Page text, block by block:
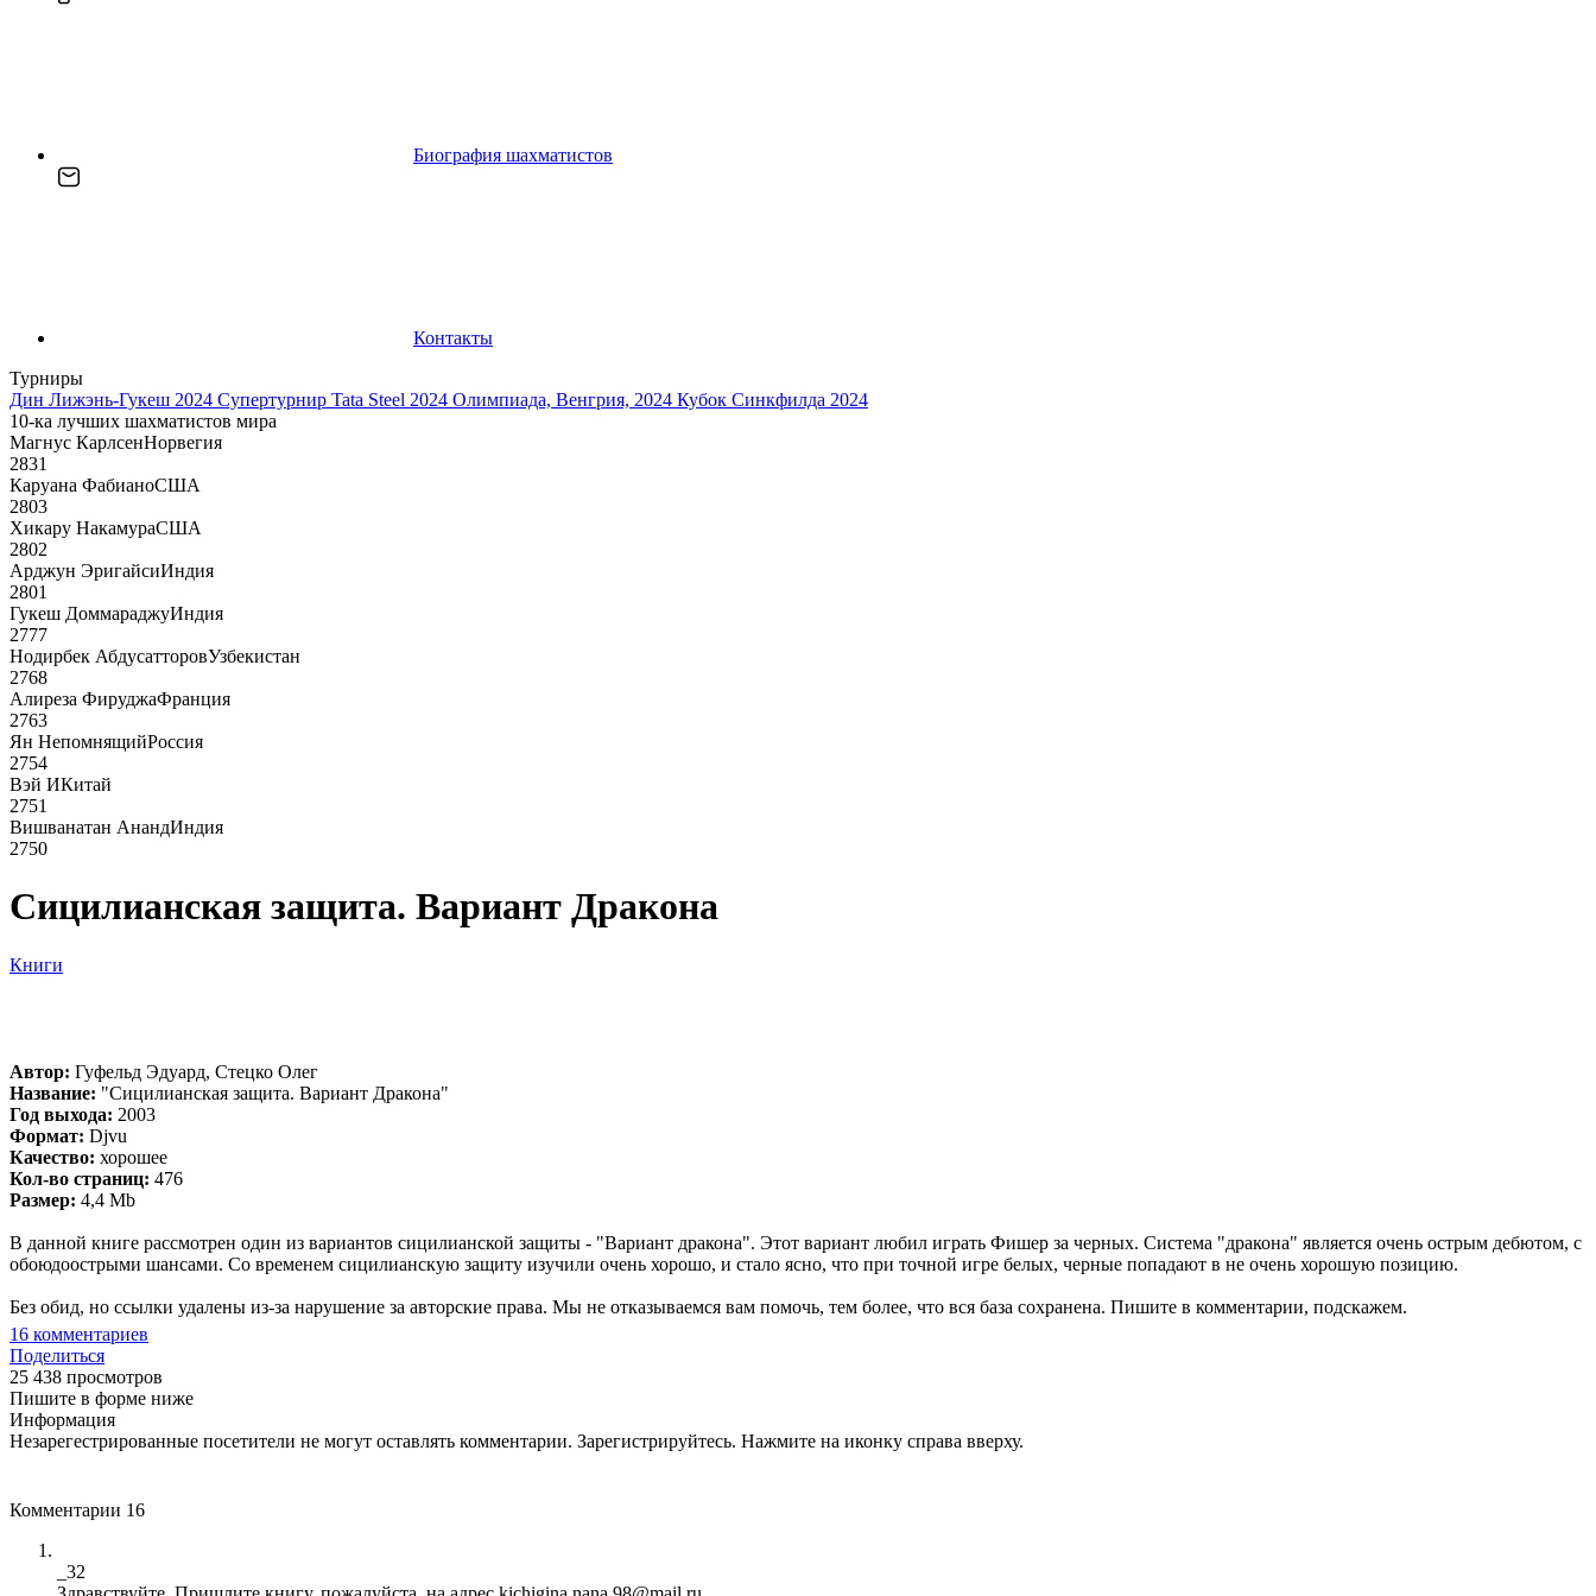
Биография шахматистов
Контакты
Турниры
Дин Лижэнь-Гукеш 2024 Супертурнир Tata Steel 2024 Олимпиада, Венгрия, 2024 Кубок Синкфилда 2024
10-ка лучших шахматистов мира
Магнус КарлсенНорвегия
2831
Каруана ФабианоСША
2803
Хикару НакамураСША
2802
Арджун ЭригайсиИндия
2801
Гукеш ДоммараджуИндия
2777
Нодирбек АбдусатторовУзбекистан
2768
Алиреза ФируджаФранция
2763
Ян НепомнящийРоссия
2754
Вэй ИКитай
2751
Вишванатан АнандИндия
2750
Сицилианская защита. Вариант Дракона
Книги
Автор: Гуфельд Эдуард, Стецко Олег
Название: "Сицилианская защита. Вариант Дракона"
Год выхода: 2003
Формат: Djvu
Качество: хорошее
Кол-во страниц: 476
Размер: 4,4 Mb
В данной книге рассмотрен один из вариантов сицилианской защиты - "Вариант дракона". Этот вариант любил играть Фишер за черных. Система "дракона" является очень острым дебютом, с
обоюдоострыми шансами. Со временем сицилианскую защиту изучили очень хорошо, и стало ясно, что при точной игре белых, черные попадают в не очень хорошую позицию.
Без обид, но ссылки удалены из-за нарушение за авторские права. Мы не отказываемся вам помочь, тем более, что вся база сохранена. Пишите в комментарии, подскажем.
16 комментариев
Поделиться
25 438 просмотров
Пишите в форме ниже
Информация
Незарегестрированные посетители не могут оставлять комментарии. Зарегистрируйтесь. Нажмите на иконку справа вверху.
Комментарии 16
_32